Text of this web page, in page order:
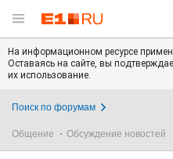
На информационном ресурсе
Оставаясь на сайте, вы
их использование.
Поиск по форумам
Общение Обсуждение новостей